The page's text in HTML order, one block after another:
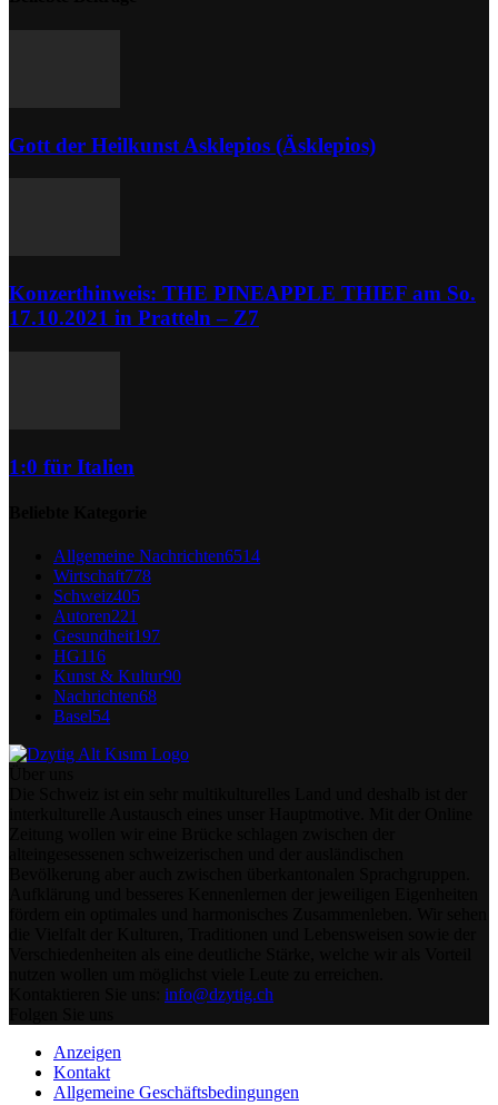
Gott der Heilkunst Asklepios (Äsklepios)
Konzerthinweis: THE PINEAPPLE THIEF am So.
17.10.2021 in Pratteln – Z7
1:0 für Italien
Allgemeine Nachrichten6514
Wirtschaft778
Schweiz405
Autoren221
Gesundheit197
HG116
Kunst & Kultur90
Nachrichten68
Basel54
info@dzytig.ch
Anzeigen
Kontakt
Allgemeine Geschäftsbedingungen